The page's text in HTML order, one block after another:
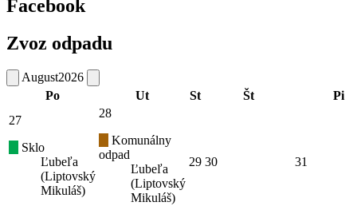
Facebook
Zvoz odpadu
August2026
Po
Ut St Št
Pi
27
Sklo
Ľubeľa
(Liptovský
Mikuláš)
28
Komunálny
odpad
Ľubeľa
(Liptovský
Mikuláš)
29 30 31